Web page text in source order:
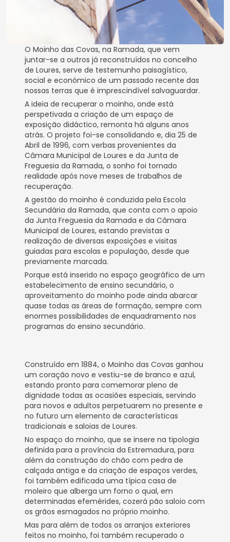
O Moinho das Covas, na Ramada, que vem
juntar-se a outros já reconstruídos no concelho
de Loures, serve de testemunho paisagístico,
social e económico de um passado recente das
nossas terras que é imprescindível salvaguardar.
A ideia de recuperar o moinho, onde está
perspetivada a criação de um espaço de
exposição didáctico, remonta há alguns anos
atrás. O projeto foi-se consolidando e, dia 25 de
Abril de 1996, com verbas provenientes da
Câmara Municipal de Loures e da Junta de
Freguesia da Ramada, o sonho foi tornado
realidade após nove meses de trabalhos de
recuperação.
A gestão do moinho é conduzida pela Escola
Secundária da Ramada, que conta com o apoio
da Junta Freguesia da Ramada e da Câmara
Municipal de Loures, estando previstas a
realização de diversas exposições e visitas
guiadas para escolas e população, desde que
previamente marcada.
Porque está inserido no espaço geográfico de um
estabelecimento de ensino secundário, o
aproveitamento do moinho pode ainda abarcar
quase todas as áreas de formação, sempre com
enormes possibilidades de enquadramento nos
programas do ensino secundário.
Construído em 1884, o Moinho das Covas ganhou
um coração novo e vestiu-se de branco e azul,
estando pronto para comemorar pleno de
dignidade todas as ocasiões especiais, servindo
para novos e adultos perpetuarem no presente e
no futuro um elemento de características
tradicionais e saloias de Loures.
No espaço do moinho, que se insere na tipologia
definida para a província da Estremadura, para
além da construção do chão com pedra de
calçada antiga e da criação de espaços verdes,
foi também edificada uma típica casa de
moleiro que alberga um forno o qual, em
determinadas efemérides, cozerá pão saloio com
os grãos esmagados no próprio moinho.
Mas para além de todos os arranjos exteriores
feitos no moinho, foi também recuperado o